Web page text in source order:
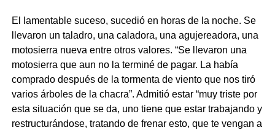
El lamentable suceso, sucedió en horas de la noche. Se
llevaron un taladro, una caladora, una agujereadora, una
motosierra nueva entre otros valores. “Se llevaron una
motosierra que aun no la terminé de pagar. La había
comprado después de la tormenta de viento que nos tiró
varios árboles de la chacra”. Admitió estar “muy triste por
esta situación que se da, uno tiene que estar trabajando y
restructurándose, tratando de frenar esto, que te vengan a